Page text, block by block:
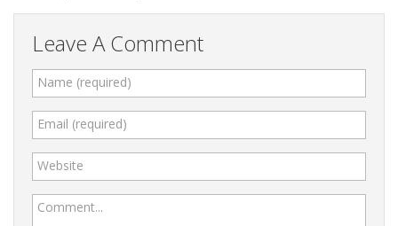
Leave A Comment
Name (required)
Email (required)
Website
Comment...